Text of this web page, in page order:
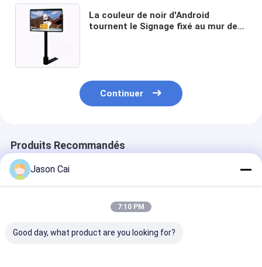
La couleur de noir d'Android
tournent le Signage fixé au mur de
Continuer
Produits Recommandés
Jason Cai
7:10 PM
Good day, what product are you looking for?